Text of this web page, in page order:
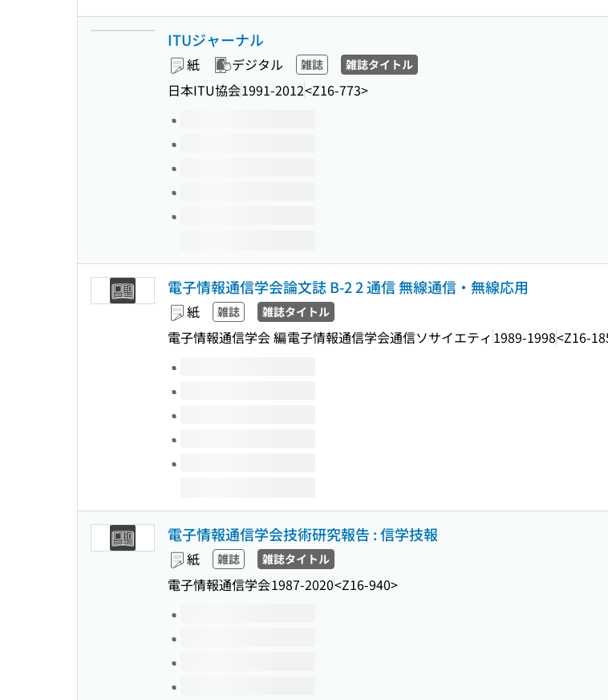
ITUジャーナル
紙 デジタル 雑誌 雑誌タイトル
日本ITU協会1991-2012<Z16-773>
このタイトルの巻号
電子情報通信学会論文誌 B-2 2 通信 無線通信・無線応用
紙 雑誌 雑誌タイトル
電子情報通信学会 編電子情報通信学会通信ソサイエティ 1989-1998<Z16-
このタイトルの巻号
電子情報通信学会技術研究報告 : 信学技報
紙 雑誌 雑誌タイトル
電子情報通信学会1987-2020<Z16-940>
このタイトルの巻号